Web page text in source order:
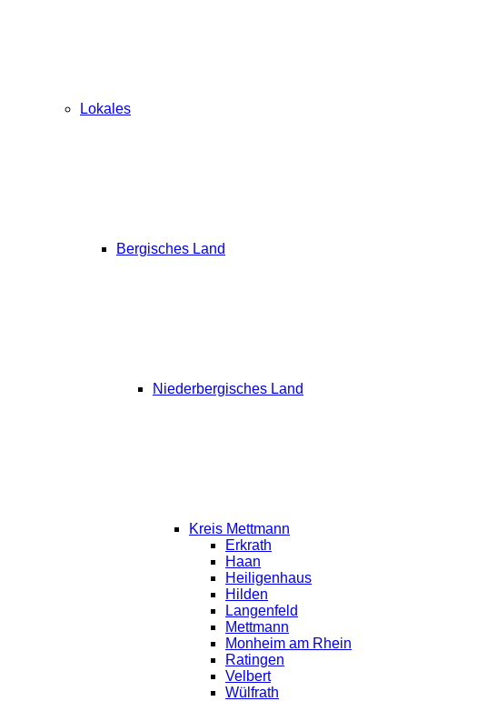
Lokales
Bergisches Land
Niederbergisches Land
Kreis Mettmann
Erkrath
Haan
Heiligenhaus
Hilden
Langenfeld
Mettmann
Monheim am Rhein
Ratingen
Velbert
Wülfrath